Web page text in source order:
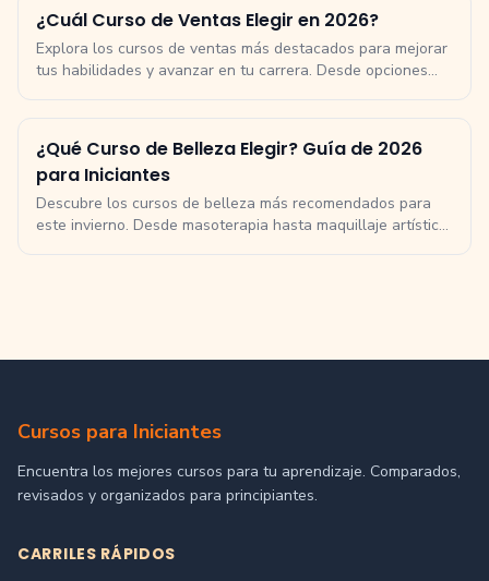
¿Cuál Curso de Ventas Elegir en 2026?
Explora los cursos de ventas más destacados para mejorar
tus habilidades y avanzar en tu carrera. Desde opciones
cuál se adapta mejor a tus necesidades.
¿Qué Curso de Belleza Elegir? Guía de 2026
para Iniciantes
Descubre los cursos de belleza más recomendados para
este invierno. Desde masoterapia hasta maquillaje artístico,
Cursos para Iniciantes
Encuentra los mejores cursos para tu aprendizaje. Comparados,
revisados y organizados para principiantes.
CARRILES RÁPIDOS